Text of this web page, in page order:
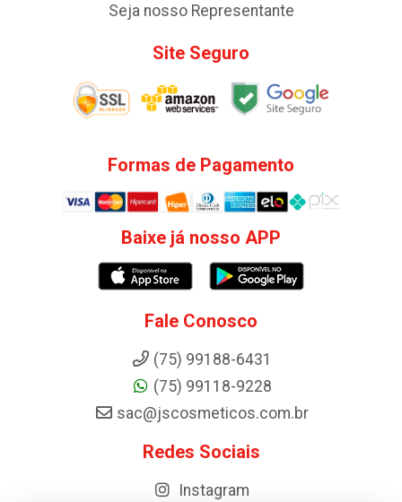
Seja nosso Representante
Site Seguro
Formas de Pagamento
Baixe já nosso APP
Fale Conosco
(75) 99188-6431
(75) 99118-9228
sac@jscosmeticos.com.br
Redes Sociais
Instagram